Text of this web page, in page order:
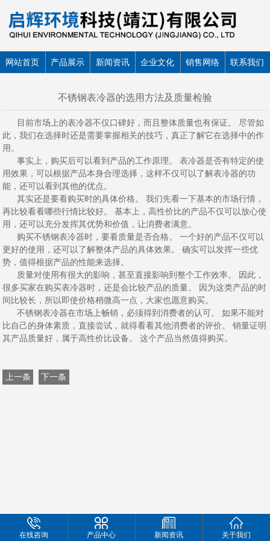
网站首页 产品展示 新闻资讯 企业文化 销售网络 联系我们
不锈钢表冷器的选用方法及质量检验
目前市场上的表冷器不仅口碑好，而且整体质量也有保证。 尽管如
此，我们在选择时还是需要掌握相关的技巧，真正了解它在选择中的作
用。
事实上，购买后可以看到产品的工作原理。 表冷器是否有特定的使
用效果，可以根据产品本身合理选择，这样不仅可以了解表冷器的功
能，还可以看到其他的优点。
其实还是要看购买时的具体价格。 我们先看一下基本的市场行情，
再比较看看哪些行情比较好。 基本上，高性价比的产品不仅可以放心使
用，还可以充分发挥其优势和价值，让消费者满意。
购买不锈钢表冷器时，要看质量是否合格。 一个好的产品不仅可以
更好的使用，还可以了解整体产品的具体效果。 确实可以发挥一些优
势，值得根据产品的性能来选择。
质量对使用有很大的影响，甚至直接影响到整个工作效率。 因此，
很多买家在购买表冷器时，还是会比较产品的质量。 因为这类产品的时
间比较长，所以即使价格稍微高一点，大家也愿意购买。
不锈钢表冷器在市场上畅销，必须得到消费者的认可。 如果不能对
比自己的身体素质，直接尝试，就得看看其他消费者的评价。 销量证明
其产品质量好，属于高性价比设备。 这个产品当然值得购买。
上一条 下一条
在线咨询 产品中心 新闻资讯 关于我们